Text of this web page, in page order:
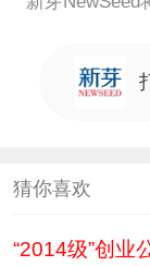
猜你喜欢
“2014级”创业